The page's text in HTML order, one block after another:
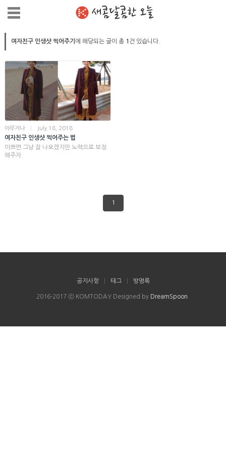
새콤달콤한 오늘
여자친구 인생샷 찍어주기 에 해당되는 글이 총 1 건 있습니다.
아무거나 July 18, 2018
여자친구 인생샷 찍어주는 법
이쁘면 그냥 잘 나오겠지만 노력으로 보정
해주자.
1
공지사항 태그 방명록
2016-2017 ⓒ KOMTODAY Designed by DreamSpoon